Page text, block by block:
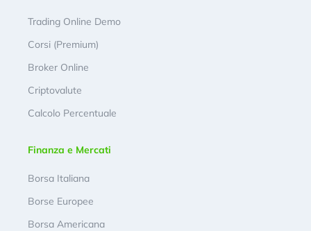
Trading Online Demo
Corsi (Premium)
Broker Online
Criptovalute
Calcolo Percentuale
Finanza e Mercati
Borsa Italiana
Borse Europee
Borsa Americana